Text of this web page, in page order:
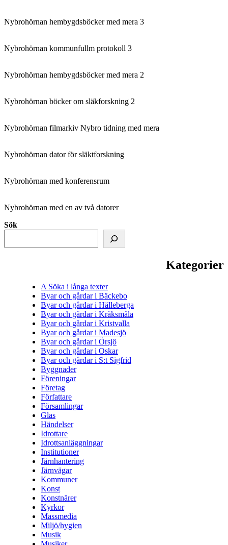
Nybrohörnan hembygdsböcker med mera 3
Nybrohörnan kommunfullm protokoll 3
Nybrohörnan hembygdsböcker med mera 2
Nybrohörnan böcker om släkforskning 2
Nybrohörnan filmarkiv Nybro tidning med mera
Nybrohörnan dator för släktforskning
Nybrohörnan med konferensrum
Nybrohörnan med en av två datorer
Sök
Kategorier
A Söka i långa texter
Byar och gårdar i Bäckebo
Byar och gårdar i Hälleberga
Byar och gårdar i Kråksmåla
Byar och gårdar i Kristvalla
Byar och gårdar i Madesjö
Byar och gårdar i Örsjö
Byar och gårdar i Oskar
Byar och gårdar i S:t Sigfrid
Byggnader
Föreningar
Företag
Författare
Församlingar
Glas
Händelser
Idrottare
Idrottsanläggningar
Institutioner
Järnhantering
Järnvägar
Kommuner
Konst
Konstnärer
Kyrkor
Massmedia
Miljö/hygien
Musik